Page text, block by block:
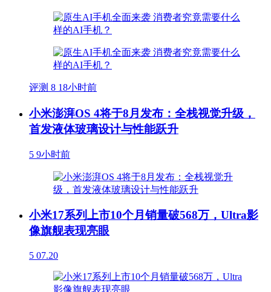
评测 8 18小时前
小米澎湃OS 4将于8月发布：全栈视觉升级，
首发液体玻璃设计与性能跃升
5 9小时前
小米17系列上市10个月销量破568万，Ultra影
像旗舰表现亮眼
5 07.20